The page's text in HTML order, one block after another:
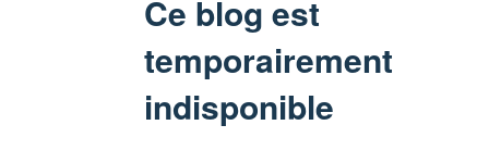
Ce blog est
temporairement
indisponible